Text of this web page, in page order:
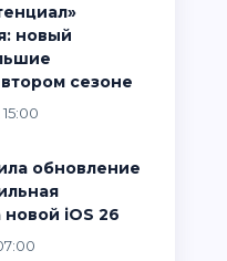
новый
сезоне
новой iOS 26